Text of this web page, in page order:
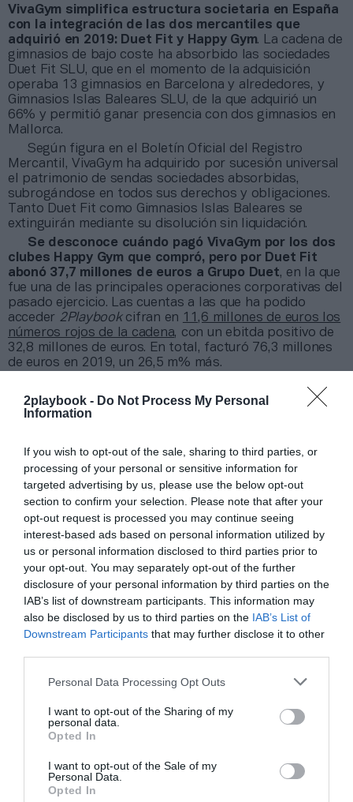
2playbook - Do Not Process My Personal
Information
If you wish to opt-out of the sale, sharing to third parties, or
processing of your personal or sensitive information for
targeted advertising by us, please use the below opt-out
section to confirm your selection. Please note that after your
opt-out request is processed you may continue seeing
interest-based ads based on personal information utilized by
us or personal information disclosed to third parties prior to
your opt-out. You may separately opt-out of the further
disclosure of your personal information by third parties on the
IAB’s list of downstream participants. This information may
also be disclosed by us to third parties on the IAB’s List of
Downstream Participants that may further disclose it to other
Personal Data Processing Opt Outs
I want to opt-out of the Sharing of my
personal data.
Opted In
I want to opt-out of the Sale of my
Personal Data.
Opted In
Índex2P
VivaGym
VivaGym simplifica estructura societaria en España
con la integración de las dos mercantiles que
adquirió en 2019: Duet Fit y Happy Gym. La cadena de
gimnasios de bajo coste ha absorbido las sociedades
Duet Fit SLU, que en el momento de la adquisición
operaba 13 gimnasios en Barcelona y alrededores, y
Gimnasios Islas Baleares SLU, de la que adquirió un
66% y permitió ganar presencia con dos gimnasios en
Mallorca.
Según figura en el Boletín Oficial del Registro
Mercantil, VivaGym ha adquirido por sucesión universal
el patrimonio de sendas sociedades absorbidas,
subrogándose en todos sus derechos y obligaciones.
Tanto Duet Fit como Gimnasios Islas Baleares se
extinguirán mediante su disolución sin liquidación.
Se desconoce cuándo pagó VivaGym por los dos
clubes Happy Gym que compró, pero por Duet Fit
abonó 37,7 millones de euros a Grupo Duet, en la que
fue una de las principales operaciones corporativas del
pasado ejercicio. Las cuentas a las que ha podido
acceder 2Playbook cifran en 11,6 millones de euros los
números rojos de la cadena, con un ebitda positivo de
32,8 millones de euros. En total, facturó 76,3 millones
de euros en 2019, un 26,5 m% más.
inyectado cinco millones de euros para fortalecer el
grupo en un momento en que se prevé una caída de las
por la caída de la clientela, si bien la cadena está
trabajando para recuperar socios.
Añadir2Playbookcomo fuente preferida de Google
de forma gratuita
Mantente informado con las últimas noticias de actualidad.
ACTIVAR AHORA
Compartir
Publicidad